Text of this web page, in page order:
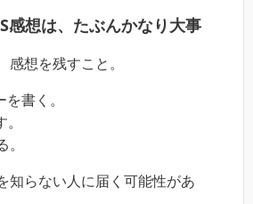
感想は、たぶんかなり大事
想を残すこと。
書く。
知らない人に届く可能性があ